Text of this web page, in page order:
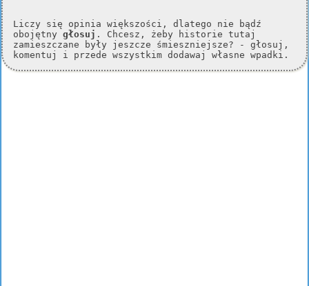
Liczy się opinia większości, dlatego nie bądź
obojętny głosuj . Chcesz, żeby historie tutaj
zamieszczane były jeszcze śmieszniejsze? - głosuj,
komentuj i przede wszystkim dodawaj własne wpadki.